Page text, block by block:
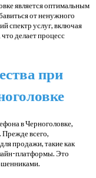
является оптимальным
от ненужного
спектр услуг, включая
делает процесс
при
в Черноголовке,
всего,
продажи, такие как
платформы. Это